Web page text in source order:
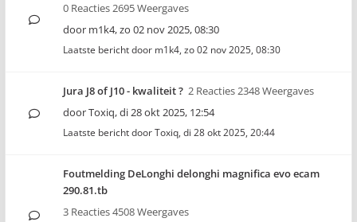
0 Reacties 2695 Weergaves
door m1k4,zo 02 nov 2025, 08:30
Laatste bericht door m1k4, zo 02 nov 2025, 08:30
Jura J8 of J10 - kwaliteit ? 2 Reacties 2348 Weergaves
doorToxiq,di 28 okt 2025, 12:54
Laatste bericht doorToxiq, di 28 okt 2025, 20:44
Foutmelding DeLonghi delonghi magnifica evo ecam
290.81.tb
3 Reacties 4508 Weergaves